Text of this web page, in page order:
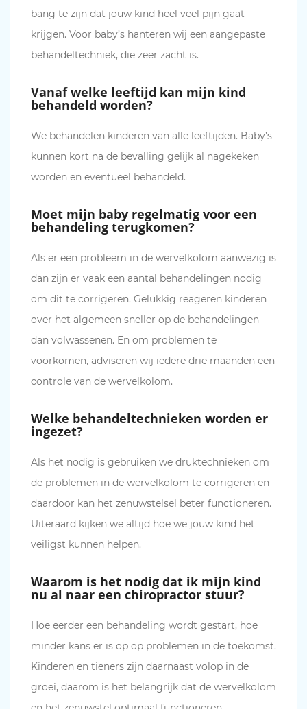
bang te zijn dat jouw kind heel veel pijn gaat
krijgen. Voor baby’s hanteren wij een aangepaste
behandeltechniek, die zeer zacht is.
Vanaf welke leeftijd kan mijn kind
behandeld worden?
We behandelen kinderen van alle leeftijden. Baby’s
kunnen kort na de bevalling gelijk al nagekeken
worden en eventueel behandeld.
Moet mijn baby regelmatig voor een
behandeling terugkomen?
Als er een probleem in de wervelkolom aanwezig is
dan zijn er vaak een aantal behandelingen nodig
om dit te corrigeren. Gelukkig reageren kinderen
over het algemeen sneller op de behandelingen
dan volwassenen. En om problemen te
voorkomen, adviseren wij iedere drie maanden een
controle van de wervelkolom.
Welke behandeltechnieken worden er
ingezet?
Als het nodig is gebruiken we druktechnieken om
de problemen in de wervelkolom te corrigeren en
daardoor kan het zenuwstelsel beter functioneren.
Uiteraard kijken we altijd hoe we jouw kind het
veiligst kunnen helpen.
Waarom is het nodig dat ik mijn kind
nu al naar een chiropractor stuur?
Hoe eerder een behandeling wordt gestart, hoe
minder kans er is op op problemen in de toekomst.
Kinderen en tieners zijn daarnaast volop in de
groei, daarom is het belangrijk dat de wervelkolom